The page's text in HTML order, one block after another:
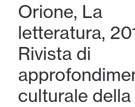
Orione, La
letteratura,
Rivista di
culturale della